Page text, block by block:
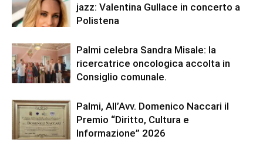
jazz: Valentina Gullace in concerto a
Polistena
Palmi celebra Sandra Misale: la
ricercatrice oncologica accolta in
Consiglio comunale.
Palmi, All’Avv. Domenico Naccari il
Premio “Diritto, Cultura e
Informazione” 2026